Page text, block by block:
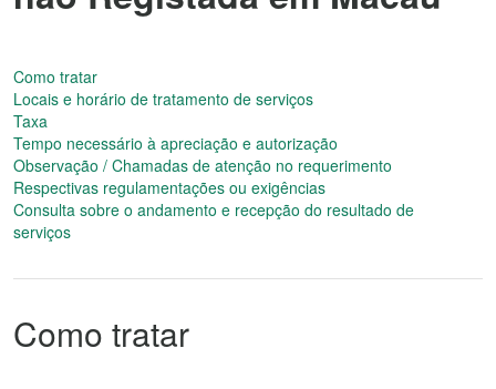
Como tratar
Locais e horário de tratamento de serviços
Taxa
Tempo necessário à apreciação e autorização
Observação / Chamadas de atenção no requerimento
Respectivas regulamentações ou exigências
Consulta sobre o andamento e recepção do resultado de
serviços
Como tratar